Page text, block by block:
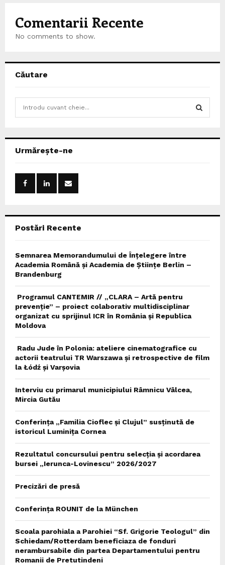
Comentarii Recente
No comments to show.
Căutare
h
Urmărește-ne
Postări Recente
Semnarea Memorandumului de Înțelegere între
Academia Română și Academia de Științe Berlin –
Brandenburg
Programul CANTEMIR // „CLARA – Artă pentru
prevenție” – proiect colaborativ multidisciplinar
organizat cu sprijinul ICR în România și Republica
Moldova
Radu Jude în Polonia: ateliere cinematografice cu
actorii teatrului TR Warszawa și retrospective de film
la Łódź și Varșovia
Interviu cu primarul municipiului Râmnicu Vâlcea,
Mircia Gutău
Conferința „Familia Cioflec și Clujul” susținută de
istoricul Luminița Cornea
Rezultatul concursului pentru selecția și acordarea
bursei „Ierunca-Lovinescu” 2026/2027
Precizări de presă
Conferința ROUNIT de la München
Scoala parohiala a Parohiei “Sf. Grigorie Teologul” din
Schiedam/Rotterdam beneficiaza de fonduri
nerambursabile din partea Departamentului pentru
Romanii de Pretutindeni